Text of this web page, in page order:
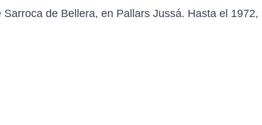
de Bellera, en Pallars Jussá. Hasta el